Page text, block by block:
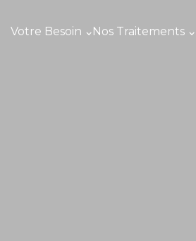
Votre Besoin Nos Traitements